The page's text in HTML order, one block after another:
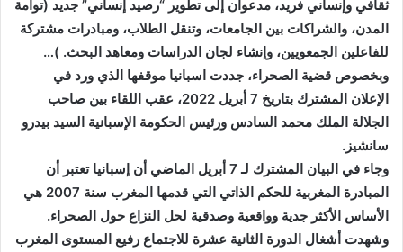
ثقافي وإنساني فريد، مدعوان إلى تطوير “رصيد إنساني” جديد (توأمة
المدن، والشراكات بين الجامعات، وتنقل الطلاب، ومبادرات مشتركة
للفاعلين الجمعويين، وإنشاء لجان الدراسات ومعاهد البحث. )…
وبخصوص قضية الصحراء، جددت اسبانيا موقفها الذي ورد في
الإعلان المشترك بتاريخ 7 أبريل 2022، عقب اللقاء بين صاحب
الجلالة الملك محمد السادس ورئيس الحكومة الإسبانية السيد بيدرو
سانشيز .
وجاء في البيان المشترك لـ 7 أبريل الماضي أن إسبانيا تعتبر أن
المبادرة المغربية للحكم الذاتي التي قدمها المغرب سنة 2007 هي
الأساس الأكثر جدية وواقعية وصدقية لحل النزاع حول الصحراء.
وشهدت أشغال الدورة الثانية عشرة للاجتماع رفيع المستوى المغرب